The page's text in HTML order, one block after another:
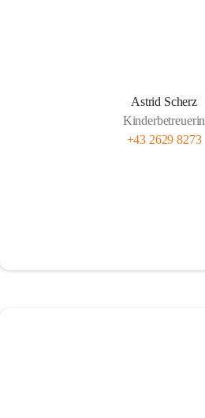
Astrid Scherz
Kinderbetreuerin
+43 2629 8273